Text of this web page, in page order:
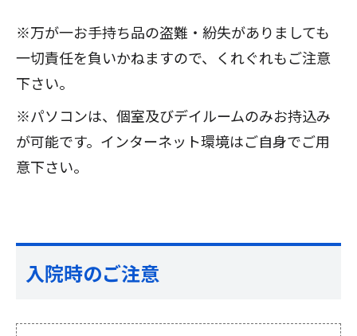
※万が一お手持ち品の盗難・紛失がありましても
一切責任を負いかねますので、くれぐれもご注意
下さい。
※パソコンは、個室及びデイルームのみお持込み
が可能です。インターネット環境はご自身でご用
意下さい。
入院時のご注意